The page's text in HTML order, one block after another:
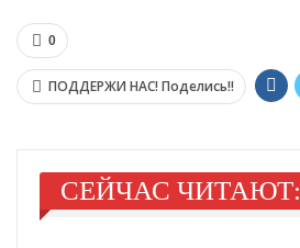
0
ПОДДЕРЖИ НАС! Поделись!!
СЕЙЧАС ЧИТАЮТ: